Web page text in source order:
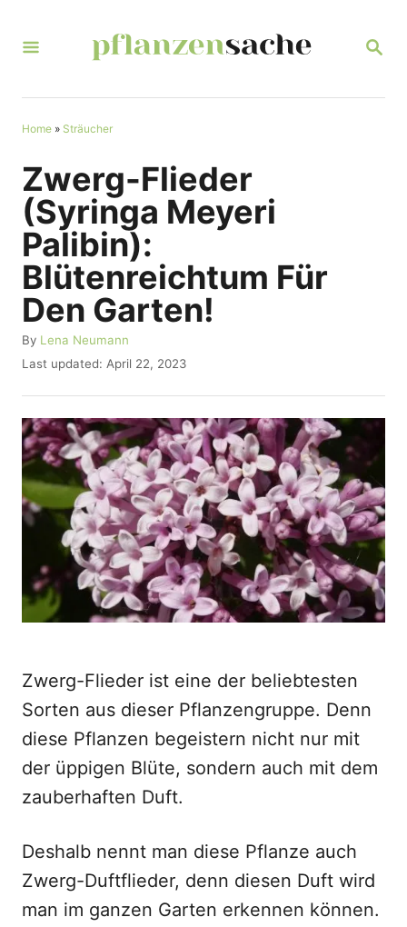
S
R
Home » Sträucher
Zwerg-Flieder
(Syringa Meyeri
Palibin):
Blütenreichtum Für
Den Garten!
By A
u
h
o
r
Lena Neumann
P
s
t
e
d
o
n
Last updated: April 22, 2023
Zwerg-Flieder ist eine der beliebtesten
Sorten aus dieser Pflanzengruppe. Denn
diese Pflanzen begeistern nicht nur mit
der üppigen Blüte, sondern auch mit dem
zauberhaften Duft.
Deshalb nennt man diese Pflanze auch
Zwerg-Duftflieder, denn diesen Duft wird
man im ganzen Garten erkennen können.